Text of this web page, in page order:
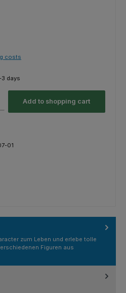
costs
3 days
Add to shopping cart
01
zum Leben und erlebe tolle
Figuren aus